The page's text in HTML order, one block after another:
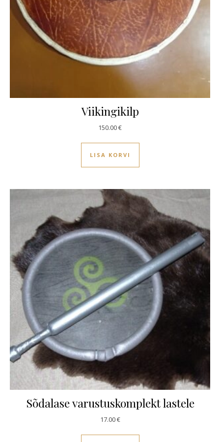
Viikingikilp
150.00€
LISA KORVI
Sõdalase varustuskomplekt lastele
17.00€